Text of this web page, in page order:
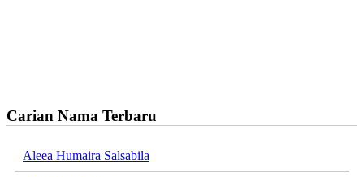
Carian Nama Terbaru
Aleea Humaira Salsabila